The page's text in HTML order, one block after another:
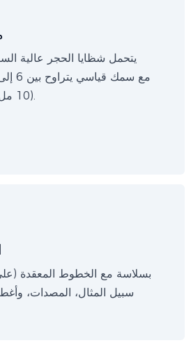
يتحمل شظايا الحجر عالية
10 مل (0.15 إلى 0.25 مم).
سبيل المثال، المصدات،